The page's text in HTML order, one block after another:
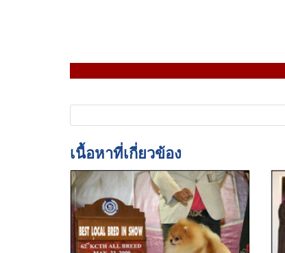
เนื้อหาที่เกี่ยวข้อง